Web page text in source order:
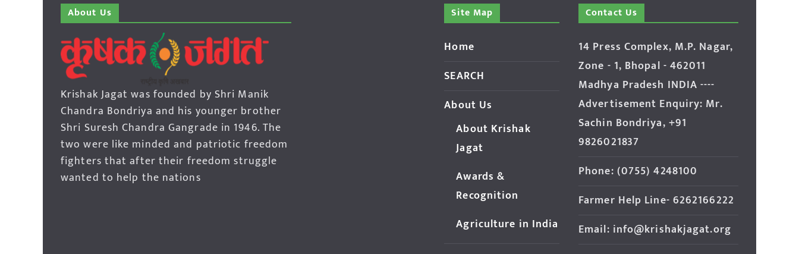
About Us
Krishak Jagat was founded by Shri Manik
Chandra Bondriya and his younger brother
Shri Suresh Chandra Gangrade in 1946. The
two were like minded and patriotic freedom
fighters that after their freedom struggle
wanted to help the nations
Site Map
Home
SEARCH
About Us
About Krishak
Jagat
Awards &
Recognition
Agriculture in India
Contact Us
14 Press Complex, M.P. Nagar,
Zone - 1, Bhopal - 462011
Madhya Pradesh INDIA ----
Advertisement Enquiry: Mr.
Sachin Bondriya, +91
9826021837
Phone: (0755) 4248100
Farmer Help Line- 6262166222
Email: info@krishakjagat.org